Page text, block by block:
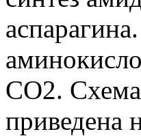
CO2.
приведена